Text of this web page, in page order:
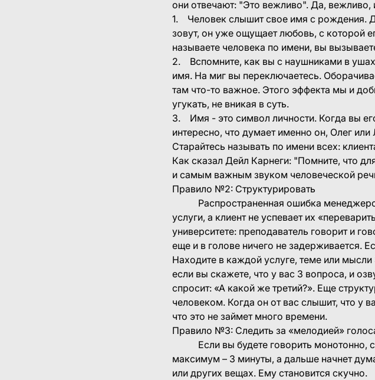
они отвечают: "Это вежливо". Да,
1. Человек слышит свое имя с рождения.
зовут, он уже ощущает любовь, с которой
называете человека по имени, вы
2. Вспомните, как вы с наушниками в ушах
имя. На миг вы переключаетесь.
там что-то важное. Этого эффекта мы и
угукать, не вникая в суть.
3. Имя - это символ личности. Когда вы
интересно, что думает именно он, Олег
Старайтесь называть по имени всех:
Как сказал Дейл Карнеги: "Помните, что
и самым важным звуком человеческой
Правило №2: Структурировать
Распространенная ошибка менеджеров
услуги, а клиент не успевает их
университете: преподаватель говорит и
еще и в голове ничего не задерживается.
Находите в каждой услуге, теме или
если вы скажете, что у вас 3 вопроса, и
спросит: «А какой же третий?». Еще
человеком. Когда он от вас слышит, что у
что это не займет много времени.
Правило №3: Следить за «мелодией»
Если вы будете говорить монотонно,
максимум – 3 минуты, а дальше начнет
или других вещах. Ему становится скучно.